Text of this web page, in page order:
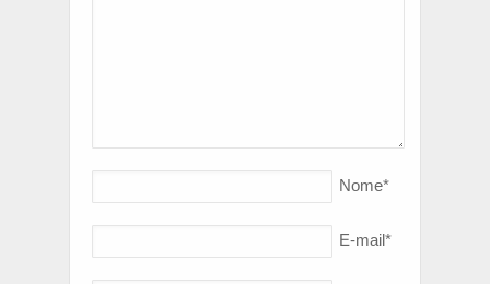
Nome*
E-mail*